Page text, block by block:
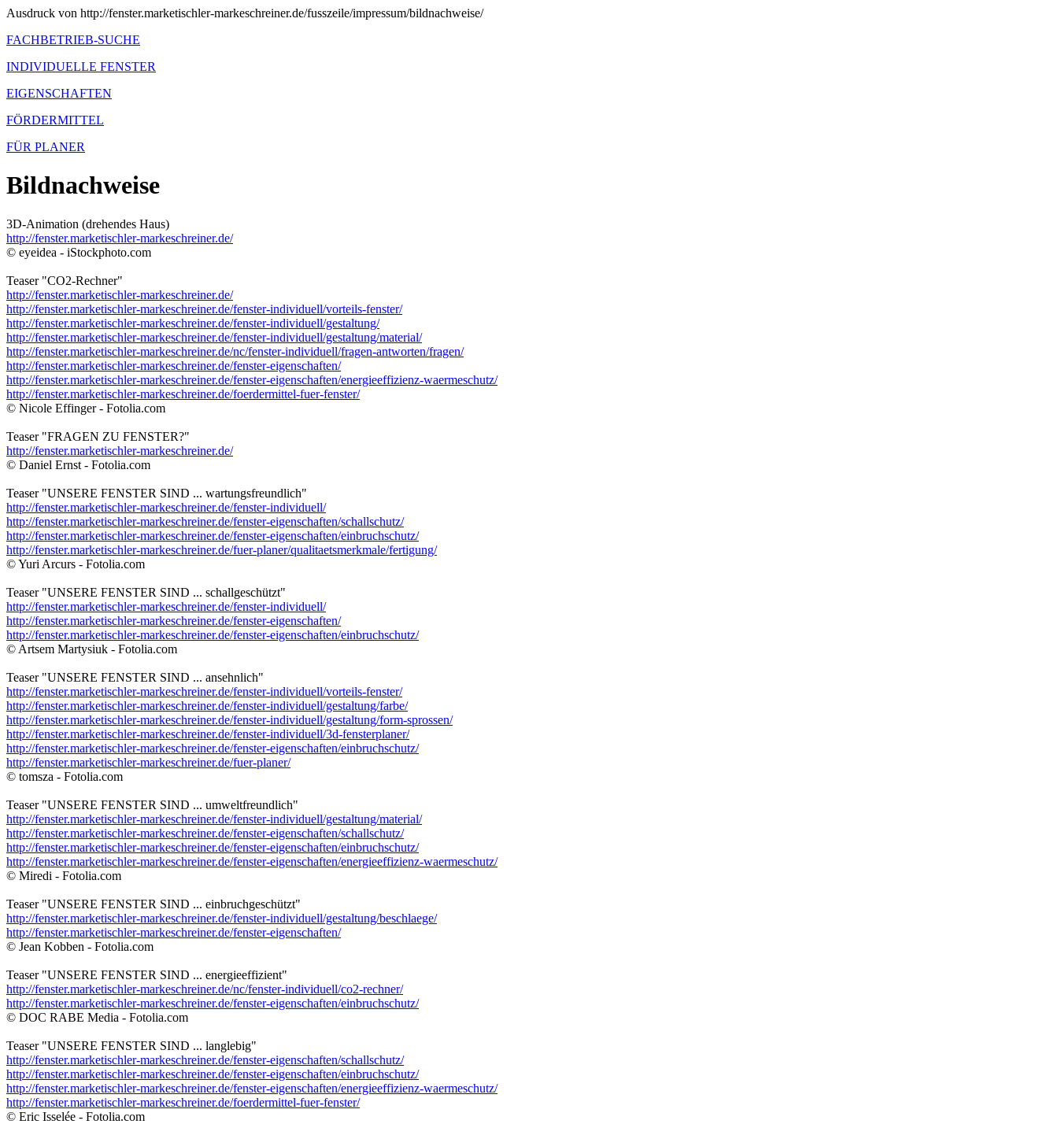
Ausdruck von http://fenster.marketischler-markeschreiner.de/fusszeile/impressum/bildnachweise/
FACHBETRIEB-SUCHE
INDIVIDUELLE FENSTER
EIGENSCHAFTEN
FÖRDERMITTEL
FÜR PLANER
Bildnachweise
3D-Animation (drehendes Haus)
http://fenster.marketischler-markeschreiner.de/
© eyeidea - iStockphoto.com
Teaser "CO2-Rechner"
http://fenster.marketischler-markeschreiner.de/
http://fenster.marketischler-markeschreiner.de/fenster-individuell/vorteils-fenster/
http://fenster.marketischler-markeschreiner.de/fenster-individuell/gestaltung/
http://fenster.marketischler-markeschreiner.de/fenster-individuell/gestaltung/material/
http://fenster.marketischler-markeschreiner.de/nc/fenster-individuell/fragen-antworten/fragen/
http://fenster.marketischler-markeschreiner.de/fenster-eigenschaften/
http://fenster.marketischler-markeschreiner.de/fenster-eigenschaften/energieeffizienz-waermeschutz/
http://fenster.marketischler-markeschreiner.de/foerdermittel-fuer-fenster/
© Nicole Effinger - Fotolia.com
Teaser "FRAGEN ZU FENSTER?"
http://fenster.marketischler-markeschreiner.de/
© Daniel Ernst - Fotolia.com
Teaser "UNSERE FENSTER SIND ... wartungsfreundlich"
http://fenster.marketischler-markeschreiner.de/fenster-individuell/
http://fenster.marketischler-markeschreiner.de/fenster-eigenschaften/schallschutz/
http://fenster.marketischler-markeschreiner.de/fenster-eigenschaften/einbruchschutz/
http://fenster.marketischler-markeschreiner.de/fuer-planer/qualitaetsmerkmale/fertigung/
© Yuri Arcurs - Fotolia.com
Teaser "UNSERE FENSTER SIND ... schallgeschützt"
http://fenster.marketischler-markeschreiner.de/fenster-individuell/
http://fenster.marketischler-markeschreiner.de/fenster-eigenschaften/
http://fenster.marketischler-markeschreiner.de/fenster-eigenschaften/einbruchschutz/
© Artsem Martysiuk - Fotolia.com
Teaser "UNSERE FENSTER SIND ... ansehnlich"
http://fenster.marketischler-markeschreiner.de/fenster-individuell/vorteils-fenster/
http://fenster.marketischler-markeschreiner.de/fenster-individuell/gestaltung/farbe/
http://fenster.marketischler-markeschreiner.de/fenster-individuell/gestaltung/form-sprossen/
http://fenster.marketischler-markeschreiner.de/fenster-individuell/3d-fensterplaner/
http://fenster.marketischler-markeschreiner.de/fenster-eigenschaften/einbruchschutz/
http://fenster.marketischler-markeschreiner.de/fuer-planer/
© tomsza - Fotolia.com
Teaser "UNSERE FENSTER SIND ... umweltfreundlich"
http://fenster.marketischler-markeschreiner.de/fenster-individuell/gestaltung/material/
http://fenster.marketischler-markeschreiner.de/fenster-eigenschaften/schallschutz/
http://fenster.marketischler-markeschreiner.de/fenster-eigenschaften/einbruchschutz/
http://fenster.marketischler-markeschreiner.de/fenster-eigenschaften/energieeffizienz-waermeschutz/
© Miredi - Fotolia.com
Teaser "UNSERE FENSTER SIND ... einbruchgeschützt"
http://fenster.marketischler-markeschreiner.de/fenster-individuell/gestaltung/beschlaege/
http://fenster.marketischler-markeschreiner.de/fenster-eigenschaften/
© Jean Kobben - Fotolia.com
Teaser "UNSERE FENSTER SIND ... energieeffizient"
http://fenster.marketischler-markeschreiner.de/nc/fenster-individuell/co2-rechner/
http://fenster.marketischler-markeschreiner.de/fenster-eigenschaften/einbruchschutz/
© DOC RABE Media - Fotolia.com
Teaser "UNSERE FENSTER SIND ... langlebig"
http://fenster.marketischler-markeschreiner.de/fenster-eigenschaften/schallschutz/
http://fenster.marketischler-markeschreiner.de/fenster-eigenschaften/einbruchschutz/
http://fenster.marketischler-markeschreiner.de/fenster-eigenschaften/energieeffizienz-waermeschutz/
http://fenster.marketischler-markeschreiner.de/foerdermittel-fuer-fenster/
© Eric Isselée - Fotolia.com